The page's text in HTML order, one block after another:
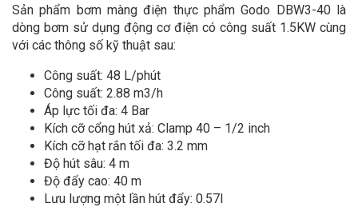
Sản phẩm bơm màng điện thực phẩm Godo DBW3-40 là
dòng bơm sử dụng động cơ điện có công suất 1.5KW cùng
với các thông số kỹ thuật sau:
Công suất: 48 L/phút
Công suất: 2.88 m3/h
Áp lực tối đa: 4 Bar
Kích cỡ cổng hút xả: Clamp 40 – 1/2 inch
Kích cỡ hạt rắn tối đa: 3.2 mm
Độ hút sâu: 4 m
Độ đẩy cao: 40 m
Lưu lượng một lần hút đẩy: 0.57l